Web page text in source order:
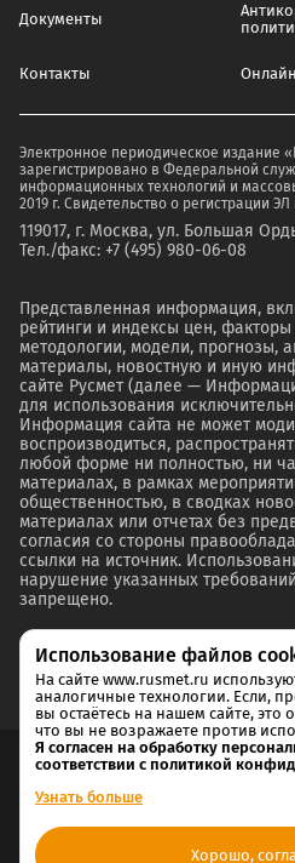
Документы
Контакты
Электронное периодическое издание
зарегистрировано в Федеральной
информационных технологий и
2019 г. Свидетельство о регистрации
119017, г. Москва, ул. Большая
Тел./факс: +7 (495) 980-06-08
Представленная информация,
рейтинги и индексы цен,
методологии, модели, прогнозы,
материалы, новостную и иную
сайте Русмет (далее —
для использования
Информация сайта не может
воспроизводиться,
любой форме ни полностью, ни
материалах, в рамках
общественностью, в сводках
материалах или отчетах без
согласия со стороны
ссылки на источник.
нарушение указанных
запрещено.
Согласие на обработку и хранение
Политика конфиденциальности
Использование файлов
На сайте www.rusmet.ru
аналогичные технологии. Если,
вы остаётесь на нашем сайте, это
что вы не возражаете против
Я согласен на обработку
соответствии с политикой
Узнать больше
Хорошо,